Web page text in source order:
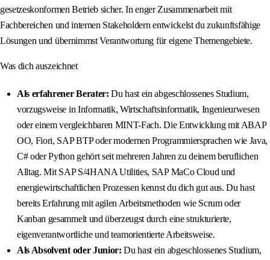
gesetzeskonformen Betrieb sicher. In enger Zusammenarbeit mit
Fachbereichen und internen Stakeholdern entwickelst du zukunftsfähige
Lösungen und übernimmst Verantwortung für eigene Themengebiete.
Was dich auszeichnet
Als erfahrener Berater: Du hast ein abgeschlossenes Studium,
vorzugsweise in Informatik, Wirtschaftsinformatik, Ingenieurwesen
oder einem vergleichbaren MINT-Fach. Die Entwicklung mit ABAP
OO, Fiori, SAP BTP oder modernen Programmiersprachen wie Java,
C# oder Python gehört seit mehreren Jahren zu deinem beruflichen
Alltag. Mit SAP S/4HANA Utilities, SAP MaCo Cloud und
energiewirtschaftlichen Prozessen kennst du dich gut aus. Du hast
bereits Erfahrung mit agilen Arbeitsmethoden wie Scrum oder
Kanban gesammelt und überzeugst durch eine strukturierte,
eigenverantwortliche und teamorientierte Arbeitsweise.
Als Absolvent oder Junior: Du hast ein abgeschlossenes Studium,